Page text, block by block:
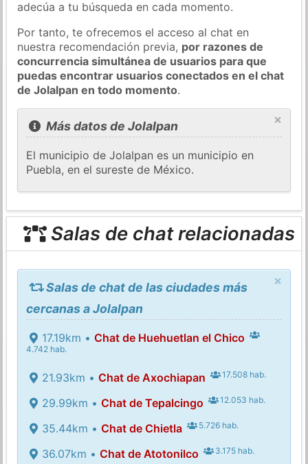
adecúa a tu búsqueda en cada momento.
Por tanto, te ofrecemos el acceso al chat en
nuestra recomendación previa, por razones de
concurrencia simultánea de usuarios para que
puedas encontrar usuarios conectados en el chat
de Jolalpan en todo momento.
×
Más datos de Jolalpan
El municipio de Jolalpan es un municipio en
Puebla, en el sureste de México.
Salas de chat relacionadas
×
Salas de chat de las ciudades más
cercanas a Jolalpan
17.19km • Chat de Huehuetlan el Chico
4.742 hab.
21.93km • Chat de Axochiapan 17.508 hab.
29.99km • Chat de Tepalcingo 12.053 hab.
35.44km • Chat de Chietla 5.726 hab.
36.07km • Chat de Atotonilco 3.175 hab.